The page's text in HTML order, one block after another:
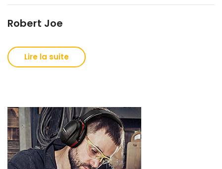
Robert Joe
Lire la suite